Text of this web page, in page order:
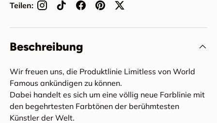
Teilen:
Beschreibung
Wir freuen uns, die Produktlinie Limitless von World
Famous ankündigen zu können.
Dabei handelt es sich um eine völlig neue Farblinie mit
den begehrtesten Farbtönen der berühmtesten
Künstler der Welt.